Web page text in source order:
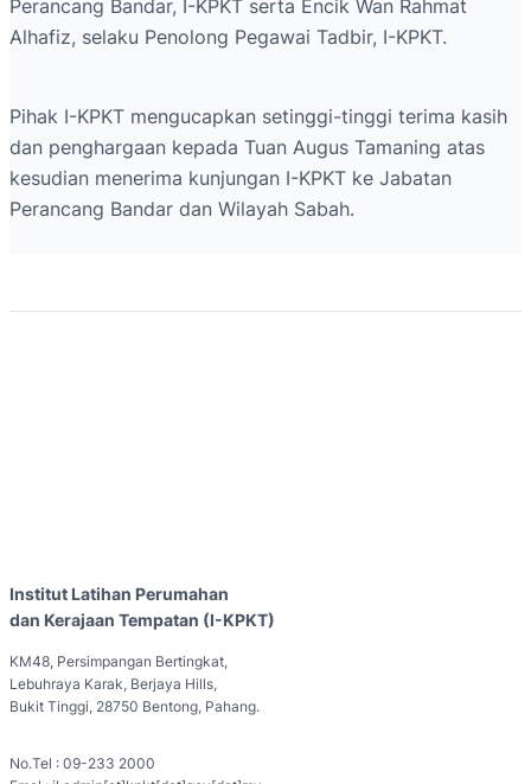
Perancang Bandar, I-KPKT serta Encik Wan Rahmat
Alhafiz, selaku Penolong Pegawai Tadbir, I-KPKT.
Pihak I-KPKT mengucapkan setinggi-tinggi terima kasih
dan penghargaan kepada Tuan Augus Tamaning atas
kesudian menerima kunjungan I-KPKT ke Jabatan
Perancang Bandar dan Wilayah Sabah.
Institut Latihan Perumahan
dan Kerajaan Tempatan (I-KPKT)
KM48, Persimpangan Bertingkat,
Lebuhraya Karak, Berjaya Hills,
Bukit Tinggi, 28750 Bentong, Pahang.
No.Tel : 09-233 2000